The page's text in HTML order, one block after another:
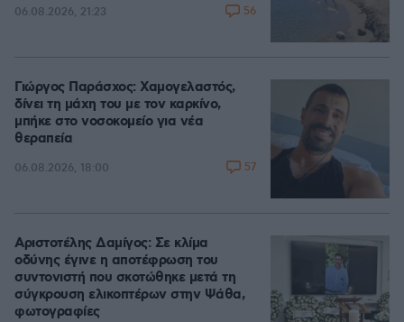
06.08.2026, 21:23 56
Γιώργος Παράσχος: Χαμογελαστός,
δίνει τη μάχη του με τον καρκίνο,
μπήκε στο νοσοκομείο για νέα
θεραπεία
06.08.2026, 18:00 57
Αριστοτέλης Δαμίγος: Σε κλίμα
οδύνης έγινε η αποτέφρωση του
συντονιστή που σκοτώθηκε μετά τη
σύγκρουση ελικοπτέρων στην Ψάθα,
φωτογραφίες